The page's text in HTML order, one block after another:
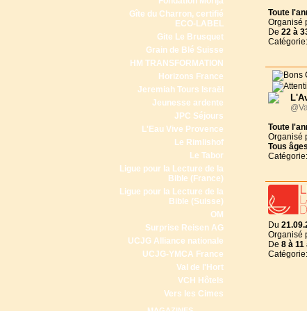
Gîte du Charron, certifié
ECO-LABEL
Gite Le Brusquet
Grain de Blé Suisse
HM TRANSFORMATION
Horizons France
Jeremiah Tours Israël
Jeunesse ardente
JPC Séjours
L'Eau Vive Provence
Le Rimlishof
Le Tabor
Ligue pour la Lecture de la
Bible (France)
Ligue pour la Lecture de la
Bible (Suisse)
OM
Surprise Reisen AG
UCJG Alliance nationale
UCJG-YMCA France
Val de l'Hort
VCH Hôtels
Vers les Cimes
Toute
Organisé
De 22 à
Toute
Organisé
Tous âges
Du
Organisé
De 8 à 11